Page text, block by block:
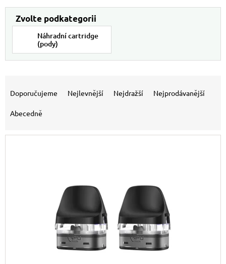
Náhradní cartridge
(pody)
Doporučujeme Nejlevnější Nejdražší Nejprodávanější
Abecedně